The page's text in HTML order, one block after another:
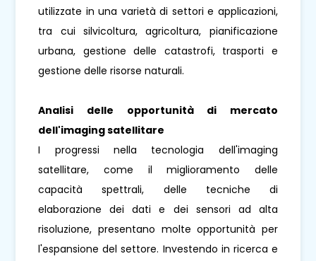
utilizzate in una varietà di settori e applicazioni,
tra cui silvicoltura, agricoltura, pianificazione
urbana, gestione delle catastrofi, trasporti e
gestione delle risorse naturali.
Analisi delle opportunità di mercato
dell'imaging satellitare
I progressi nella tecnologia dell'imaging
satellitare, come il miglioramento delle
capacità spettrali, delle tecniche di
elaborazione dei dati e dei sensori ad alta
risoluzione, presentano molte opportunità per
l'espansione del settore. Investendo in ricerca e